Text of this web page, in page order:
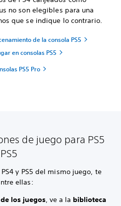
no son elegibles para una
que se indique lo contrario.
de la consola PS5
en consolas PS5
PS5 Pro
de juego para PS5
y PS5 del mismo juego, te
ellas:
los juegos, ve a la biblioteca